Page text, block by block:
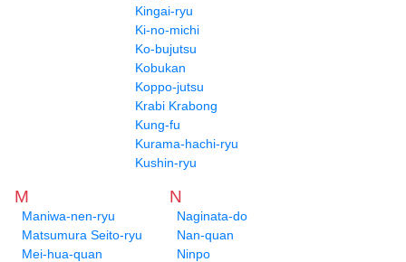
Kingai-ryu
Ki-no-michi
Ko-bujutsu
Kobukan
Koppo-jutsu
Krabi Krabong
Kung-fu
Kurama-hachi-ryu
Kushin-ryu
M
Maniwa-nen-ryu
Matsumura Seito-ryu
Mei-hua-quan
N
Naginata-do
Nan-quan
Ninpo